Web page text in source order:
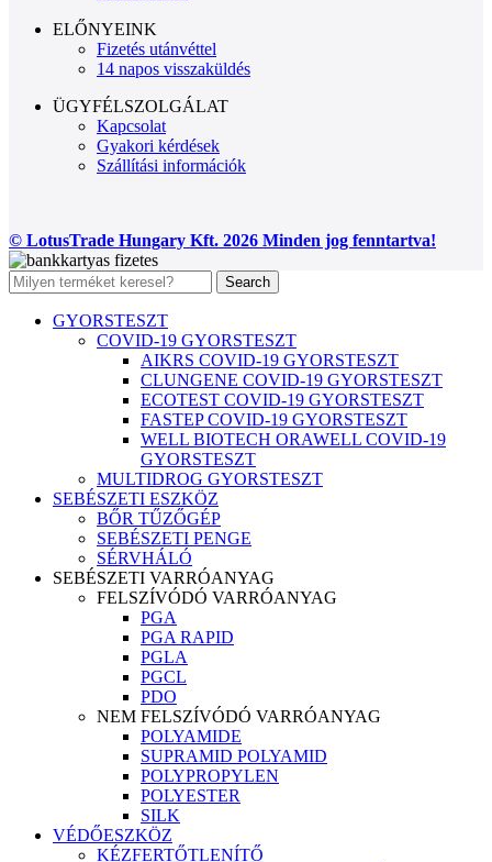
ELŐNYEINK
Fizetés utánvéttel
14 napos visszaküldés
ÜGYFÉLSZOLGÁLAT
Kapcsolat
Gyakori kérdések
Szállítási információk
© LotusTrade Hungary Kft. 2026 Minden jog fenntartva!
Search
GYORSTESZT
COVID-19 GYORSTESZT
AIKRS COVID-19 GYORSTESZT
CLUNGENE COVID-19 GYORSTESZT
ECOTEST COVID-19 GYORSTESZT
FASTEP COVID-19 GYORSTESZT
WELL BIOTECH ORAWELL COVID-19
GYORSTESZT
MULTIDROG GYORSTESZT
SEBÉSZETI ESZKÖZ
BŐR TŰZŐGÉP
SEBÉSZETI PENGE
SÉRVHÁLÓ
SEBÉSZETI VARRÓANYAG
FELSZÍVÓDÓ VARRÓANYAG
PGA
PGA RAPID
PGLA
PGCL
PDO
NEM FELSZÍVÓDÓ VARRÓANYAG
POLYAMIDE
SUPRAMID POLYAMID
POLYPROPYLEN
POLYESTER
SILK
VÉDŐESZKÖZ
KÉZFERTŐTLENÍTŐ